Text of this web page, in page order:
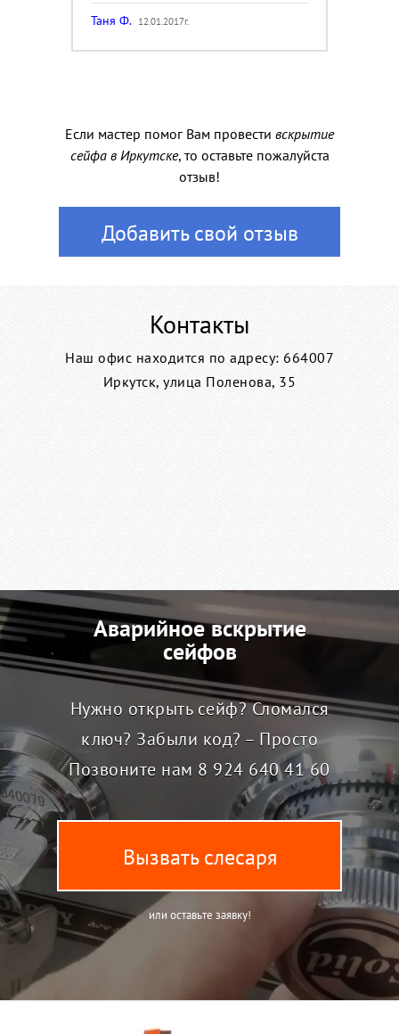
Таня Ф. 12.01.2017г.
Если мастер помог Вам провести вскрытие
сейфа в Иркутске, то оставьте пожалуйста
отзыв!
Добавить свой отзыв
Контакты
Наш офис находится по адресу: 664007
Иркутск, улица Поленова, 35
Аварийное вскрытие
сейфов
Нужно открыть сейф? Сломался
ключ? Забыли код? – Просто
Позвоните нам 8 924 640 41 60
Вызвать слесаря
или оставьте заявку!